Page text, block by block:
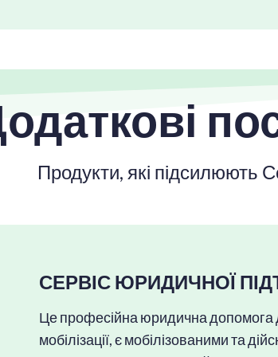
Продукти, які підсилюють
СЕРВІС ЮРИДИЧНОЇ
Це професійна юридична допомога
мобілізації, є мобілізованими та